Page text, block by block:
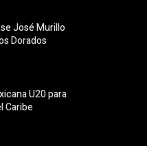
José Murillo
Dorados
U20 para
Caribe